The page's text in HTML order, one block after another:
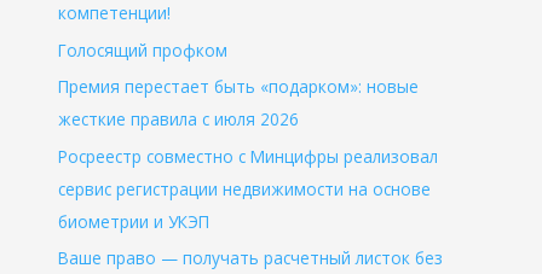
компетенции!
Голосящий профком
Премия перестает быть «подарком»: новые
жесткие правила с июля 2026
Росреестр совместно с Минцифры реализовал
сервис регистрации недвижимости на основе
биометрии и УКЭП
Ваше право — получать расчетный листок без